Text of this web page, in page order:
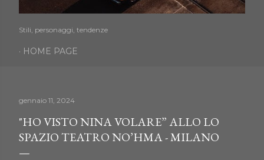
Stili, personaggi, tendenze
HOME PAGE
gennaio 11, 2024
"HO VISTO NINA VOLARE” ALLO LO
SPAZIO TEATRO NO’HMA - MILANO